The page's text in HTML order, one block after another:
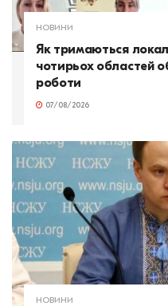
НОВИНИ
Як тримаються
чотирьох областей
роботи
07/08/2026
НОВИНИ